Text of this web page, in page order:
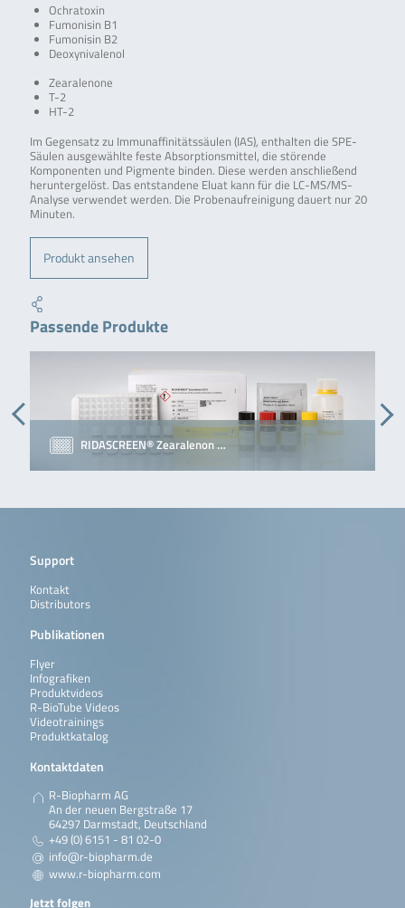
Ochratoxin
Fumonisin B1
Fumonisin B2
Deoxynivalenol
Zearalenone
T-2
HT-2
Im Gegensatz zu Immunaffinitätssäulen (IAS), enthalten die SPE-
Säulen ausgewählte feste Absorptionsmittel, die störende
Komponenten und Pigmente binden. Diese werden anschließend
heruntergelöst. Das entstandene Eluat kann für die LC-MS/MS-
Analyse verwendet werden. Die Probenaufreinigung dauert nur 20
Minuten.
Produkt ansehen
Passende Produkte
RIDASCREEN® Zearalenon …
Support
Kontakt
Distributors
Publikationen
Flyer
Infografiken
Produktvideos
R-BioTube Videos
Videotrainings
Produktkatalog
Kontaktdaten
R-Biopharm AG
An der neuen Bergstraße 17
64297 Darmstadt, Deutschland
+49 (0) 6151 - 81 02-0
info@r-biopharm.de
www.r-biopharm.com
Jetzt folgen